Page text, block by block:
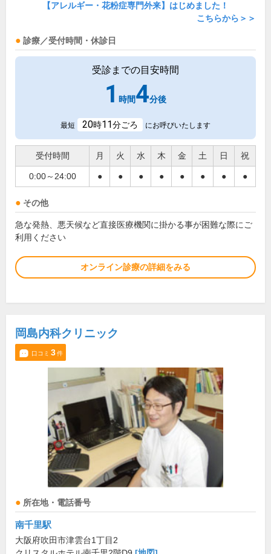
【アレルギー・花粉症専門外来】はじめました！
こちらから＞＞
診療／受付時間・休診日
受診までの目安時間
1 時間4分後
最短 20時11分ごろ にお呼びいたします
受付時間 月 火 水 木 金 土 日 祝
0:00～24:00 ● ● ● ● ● ● ● ●
その他
急な発熱、悪天候など直接医療機関に掛かる事が困難な際にご
利用ください
オンライン診療の詳細をみる
岡島内科クリニック
口コミ 3件
所在地・電話番号
南千里駅
大阪府吹田市津雲台1丁目2